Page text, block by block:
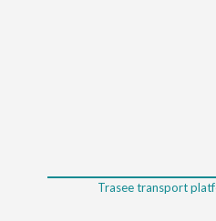
Trasee transport